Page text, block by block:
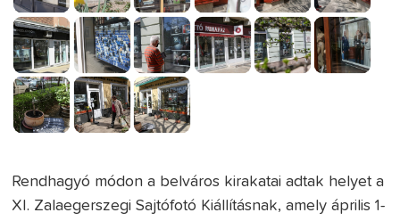
Rendhagyó módon a belváros kirakatai adtak helyet a
XI. Zalaegerszegi Sajtófotó Kiállításnak, amely április 1-